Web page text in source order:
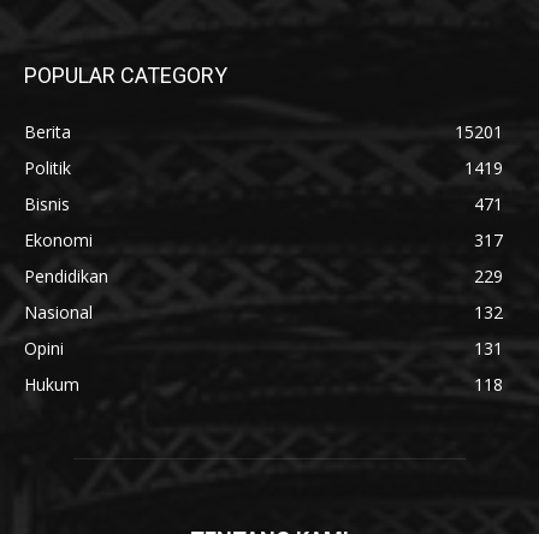
POPULAR CATEGORY
Berita
15201
Politik
1419
Bisnis
471
Ekonomi
317
Pendidikan
229
Nasional
132
Opini
131
Hukum
118